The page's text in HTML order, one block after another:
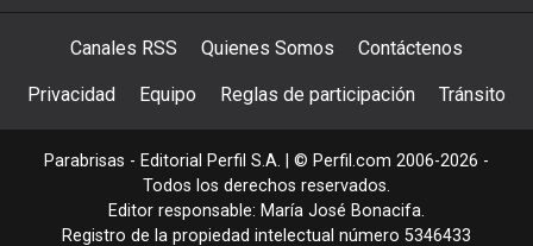
Canales RSS Quienes Somos Contáctenos
Privacidad Equipo Reglas de participación Tránsito
Parabrisas - Editorial Perfil S.A. | © Perfil.com 2006-2026 -
Todos los derechos reservados.
Editor responsable: María José Bonacifa.
Registro de la propiedad intelectual número 5346433